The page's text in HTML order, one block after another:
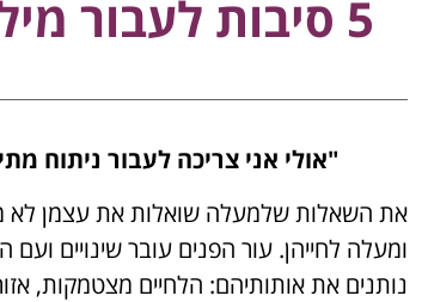
5 סיבות לעבור מילוי קמטים במרפאת ד"ר יאיר גילוני
"אולי אני צריכה לעבור ניתוח
את השאלות שלמעלה שואלות את עצמן לא
ומעלה לחייהן. עור הפנים עובר שינויים
נותנים את אותותיהם: הלחיים מצטמקות,